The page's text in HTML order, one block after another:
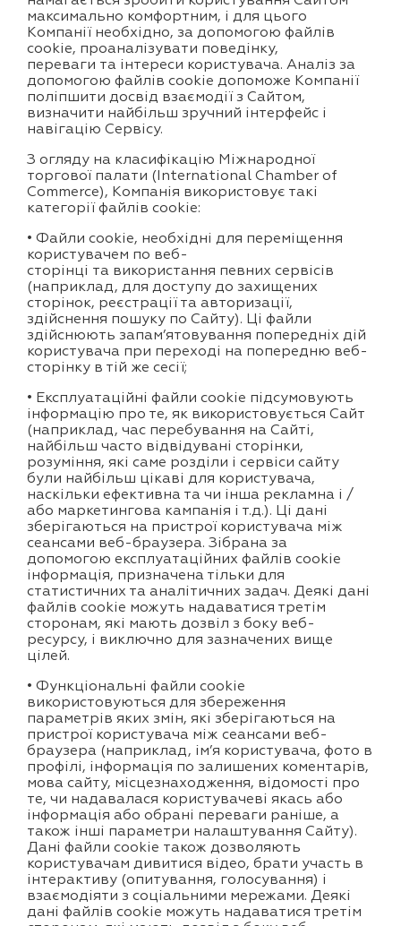
максимально комфортним, і для цього
Компанії необхідно, за допомогою файлів
cookie, проаналізувати поведінку,
переваги та інтереси користувача. Аналіз за
допомогою файлів cookie допоможе Компанії
поліпшити досвід взаємодії з Сайтом,
визначити найбільш зручний інтерфейс і
навігацію Сервісу.
З огляду на класифікацію Міжнародної
торгової палати (International Chamber of
Commerce), Компанія використовує такі
категорії файлів cookie:
• Файли cookie, необхідні для переміщення
користувачем по веб-
сторінці та використання певних сервісів
(наприклад, для доступу до захищених
сторінок, реєстрації та авторизації,
здійснення пошуку по Сайту). Ці файли
здійснюють запам’ятовування попередніх дій
користувача при переході на попередню веб-
сторінку в тій же сесії;
• Експлуатаційні файли cookie підсумовують
інформацію про те, як використовується Сайт
(наприклад, час перебування на Сайті,
найбільш часто відвідувані сторінки,
розуміння, які саме розділи і сервіси сайту
були найбільш цікаві для користувача,
наскільки ефективна та чи інша рекламна і /
або маркетингова кампанія і т.д.). Ці дані
зберігаються на пристрої користувача між
сеансами веб-браузера. Зібрана за
допомогою експлуатаційних файлів cookie
інформація, призначена тільки для
статистичних та аналітичних задач. Деякі дані
файлів cookie можуть надаватися третім
сторонам, які мають дозвіл з боку веб-
ресурсу, і виключно для зазначених вище
цілей.
• Функціональні файли cookie
використовуються для збереження
параметрів яких змін, які зберігаються на
пристрої користувача між сеансами веб-
браузера (наприклад, ім’я користувача, фото в
профілі, інформація по залишених коментарів,
мова сайту, місцезнаходження, відомості про
те, чи надавалася користувачеві якась або
інформація або обрані переваги раніше, а
також інші параметри налаштування Сайту).
Дані файли cookie також дозволяють
користувачам дивитися відео, брати участь в
інтерактиву (опитування, голосування) і
взаємодіяти з соціальними мережами. Деякі
дані файлів cookie можуть надаватися третім